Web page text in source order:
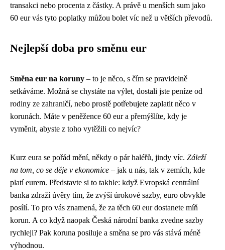
transakci nebo procenta z částky. A právě u menších sum jako
60 eur vás tyto poplatky můžou bolet víc než u větších převodů.
Nejlepší doba pro směnu eur
Směna eur na koruny – to je něco, s čím se pravidelně
setkáváme. Možná se chystáte na výlet, dostali jste peníze od
rodiny ze zahraničí, nebo prostě potřebujete zaplatit něco v
korunách. Máte v peněžence 60 eur a přemýšlíte, kdy je
vyměnit, abyste z toho vytěžili co nejvíc?
Kurz eura se pořád mění, někdy o pár haléřů, jindy víc. Záleží
na tom, co se děje v ekonomice – jak u nás, tak v zemích, kde
platí eurem. Představte si to takhle: když Evropská centrální
banka zdraží úvěry tím, že zvýší úrokové sazby, euro obvykle
posílí. To pro vás znamená, že za těch 60 eur dostanete míň
korun. A co když naopak Česká národní banka zvedne sazby
rychleji? Pak koruna posiluje a směna se pro vás stává méně
výhodnou.